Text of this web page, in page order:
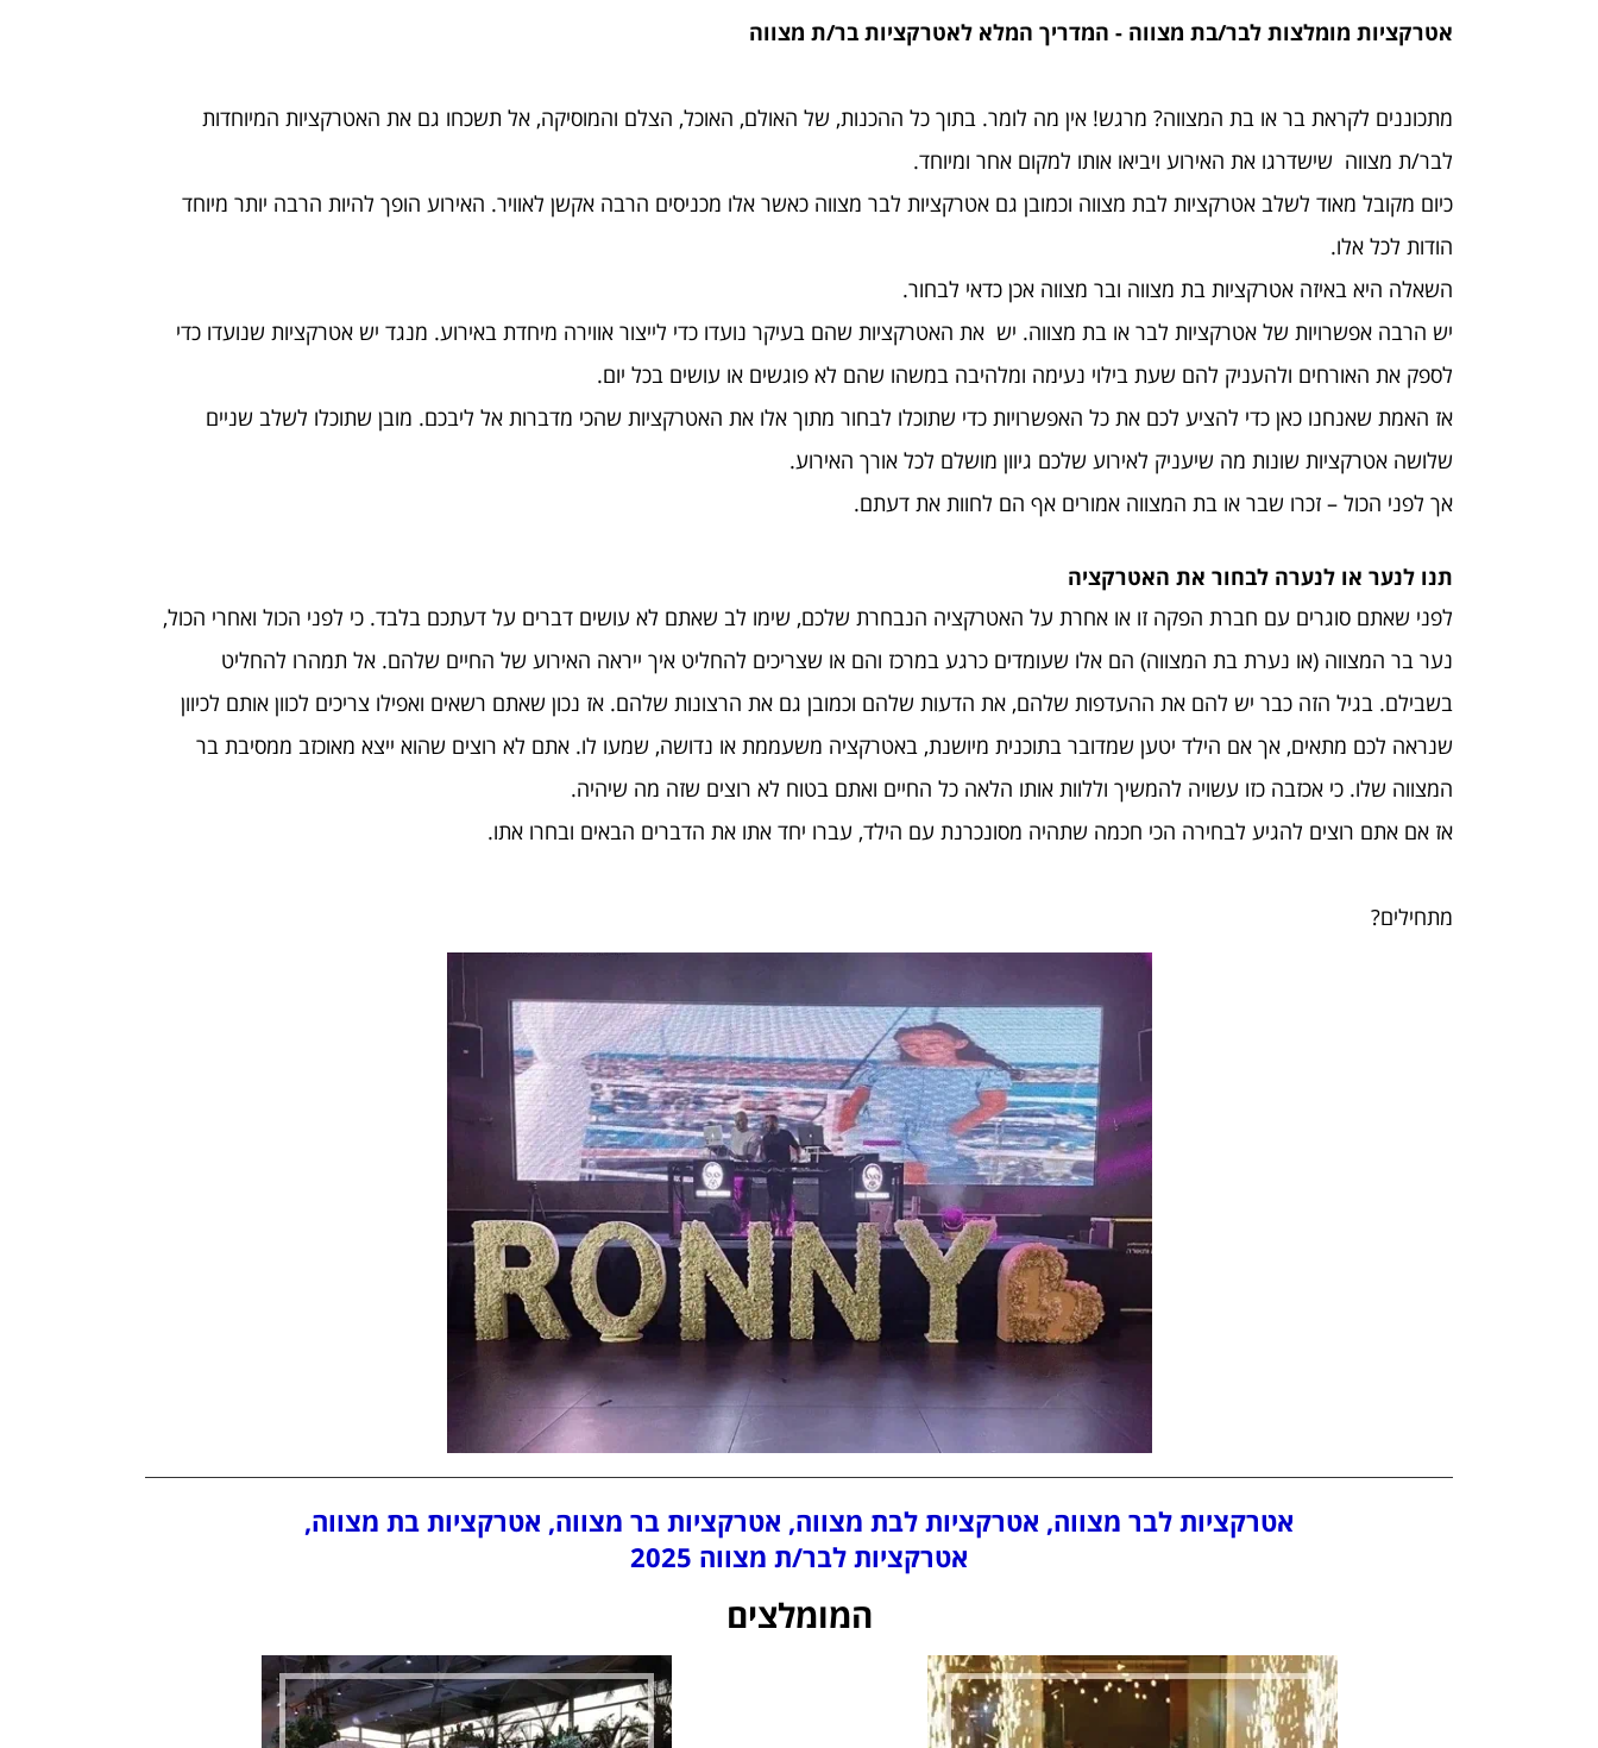
אטרקציות מומלצות לבר/בת מצווה - המדריך המלא לאטרקציות בר/ת מצווה
מתכוננים לקראת בר או בת המצווה? מרגש! אין מה לומר. בתוך כל ההכנות, של האולם, האוכל, הצלם והמוסיקה, אל תשכחו גם את האטרקציות המיוחדות
לבר/ת מצווה שישדרגו את האירוע ויביאו אותו למקום אחר ומיוחד.
כיום מקובל מאוד לשלב אטרקציות לבת מצווה וכמובן גם אטרקציות לבר מצווה כאשר אלו מכניסים הרבה אקשן לאוויר. האירוע הופך להיות הרבה יותר מיוחד
הודות לכל אלו.
השאלה היא באיזה אטרקציות בת מצווה ובר מצווה אכן כדאי לבחור.
יש הרבה אפשרויות של אטרקציות לבר או בת מצווה. יש את האטרקציות שהם בעיקר נועדו כדי לייצור אווירה מיחדת באירוע. מנגד יש אטרקציות שנועדו כדי
לספק את האורחים ולהעניק להם שעת בילוי נעימה ומלהיבה במשהו שהם לא פוגשים או עושים בכל יום.
אז האמת שאנחנו כאן כדי להציע לכם את כל האפשרויות כדי שתוכלו לבחור מתוך אלו את האטרקציות שהכי מדברות אל ליבכם. מובן שתוכלו לשלב שניים
שלושה אטרקציות שונות מה שיעניק לאירוע שלכם גיוון מושלם לכל אורך האירוע.
אך לפני הכול – זכרו שבר או בת המצווה אמורים אף הם לחוות את דעתם.
תנו לנער או לנערה לבחור את האטרקציה
לפני שאתם סוגרים עם חברת הפקה זו או אחרת על האטרקציה הנבחרת שלכם, שימו לב שאתם לא עושים דברים על דעתכם בלבד. כי לפני הכול ואחרי הכול,
נער בר המצווה (או נערת בת המצווה) הם אלו שעומדים כרגע במרכז והם או שצריכים להחליט איך ייראה האירוע של החיים שלהם. אל תמהרו להחליט
בשבילם. בגיל הזה כבר יש להם את ההעדפות שלהם, את הדעות שלהם וכמובן גם את הרצונות שלהם. אז נכון שאתם רשאים ואפילו צריכים לכוון אותם לכיוון
שנראה לכם מתאים, אך אם הילד יטען שמדובר בתוכנית מיושנת, באטרקציה משעממת או נדושה, שמעו לו. אתם לא רוצים שהוא ייצא מאוכזב ממסיבת בר
המצווה שלו. כי אכזבה כזו עשויה להמשיך וללוות אותו הלאה כל החיים ואתם בטוח לא רוצים שזה מה שיהיה.
אז אם אתם רוצים להגיע לבחירה הכי חכמה שתהיה מסונכרנת עם הילד, עברו יחד אתו את הדברים הבאים ובחרו אתו.
מתחילים?
אטרקציות לבר מצווה, אטרקציות לבת מצווה, אטרקציות בר מצווה, אטרקציות בת מצווה,
אטרקציות לבר/ת מצווה 2025
המומלצים